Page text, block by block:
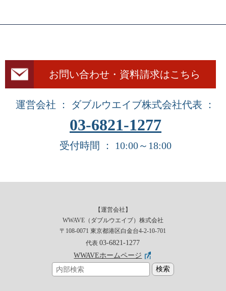
お問い合わせ・資料請求はこちら
運営会社 ： ダブルウエイブ株式会社代表 ：
03-6821-1277
受付時間 ： 10:00～18:00
【運営会社】
WWAVE（ダブルウエイブ）株式会社
〒108-0071 東京都港区白金台4-2-10-701
代表03-6821-1277
WWAVEホームページ